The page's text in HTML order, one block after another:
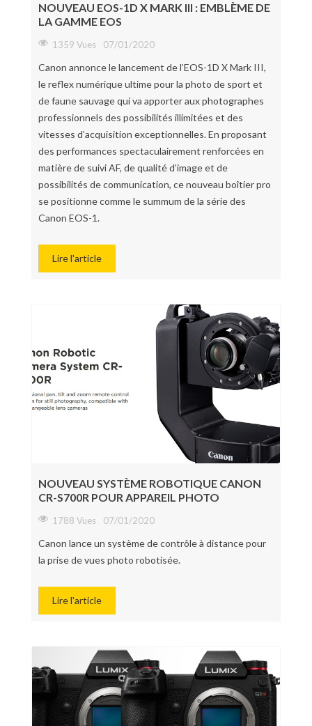
NOUVEAU EOS-1D X MARK III : EMBLÈME DE
LA GAMME EOS
1359 Vues 07/01/2020
Canon annonce le lancement de l’EOS-1D X Mark III,
le reflex numérique ultime pour la photo de sport et
de faune sauvage qui va apporter aux photographes
professionnels des possibilités illimitées et des
vitesses d’acquisition exceptionnelles. En proposant
des performances spectaculairement renforcées en
matière de suivi AF, de qualité d’image et de
possibilités de communication, ce nouveau boîtier pro
se positionne comme le summum de la série des
Canon EOS-1.
Lire l'article
NOUVEAU SYSTÈME ROBOTIQUE CANON
CR-S700R POUR APPAREIL PHOTO
1788 Vues 07/01/2020
Canon lance un système de contrôle à distance pour
la prise de vues photo robotisée.
Lire l'article